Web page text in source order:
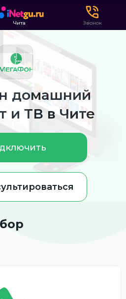
Чита Звонок
домашний
и ТВ в Чите